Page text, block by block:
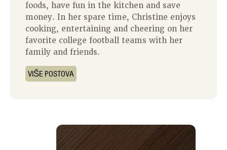
foods, have fun in the kitchen and save
money. In her spare time, Christine enjoys
cooking, entertaining and cheering on her
favorite college football teams with her
family and friends.
VIŠE POSTOVA